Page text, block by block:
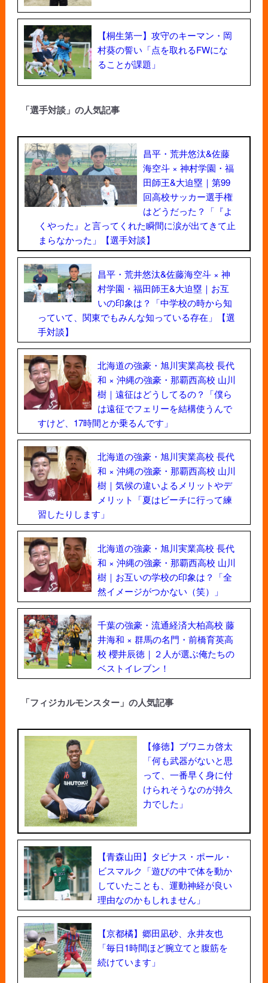
【桐生第一】攻守のキーマン・岡
村葵の誓い「点を取れるFWにな
ることが課題」
「選手対談」の人気記事
昌平・荒井悠汰&佐藤
海空斗 × 神村学園・福
田師王&大迫塁｜第99
回高校サッカー選手権
はどうだった？「『よ
くやった』と言ってくれた瞬間に涙が出てきて止
まらなかった」【選手対談】
昌平・荒井悠汰&佐藤海空斗 × 神
村学園・福田師王&大迫塁｜お互
いの印象は？「中学校の時から知
っていて、関東でもみんな知っている存在」【選
手対談】
北海道の強豪・旭川実業高校 長代
和 × 沖縄の強豪・那覇西高校 山川
樹｜遠征はどうしてるの？「僕ら
は遠征でフェリーを結構使うんで
すけど、17時間とか乗るんです」
北海道の強豪・旭川実業高校 長代
和 × 沖縄の強豪・那覇西高校 山川
樹｜気候の違いよるメリットやデ
メリット「夏はビーチに行って練
習したりします」
北海道の強豪・旭川実業高校 長代
和 × 沖縄の強豪・那覇西高校 山川
樹｜お互いの学校の印象は？「全
然イメージがつかない（笑）」
千葉の強豪・流通経済大柏高校 藤
井海和 × 群馬の名門・前橋育英高
校 櫻井辰徳｜２人が選ぶ俺たちの
ベストイレブン！
「フィジカルモンスター」の人気記事
【修徳】ブワニカ啓太
「何も武器がないと思
って、一番早く身に付
けられそうなのが持久
力でした」
【青森山田】タビナス・ポール・
ビスマルク「遊びの中で体を動か
していたことも、運動神経が良い
理由なのかもしれません」
【京都橘】郷田凪砂、永井友也
「毎日1時間ほど腕立てと腹筋を
続けています」